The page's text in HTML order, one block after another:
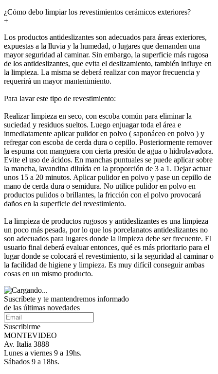
¿Cómo debo limpiar los revestimientos cerámicos exteriores?
+
Los productos antideslizantes son adecuados para áreas exteriores,
expuestas a la lluvia y la humedad, o lugares que demanden una
mayor seguridad al caminar. Sin embargo, la superficie más rugosa
de los antideslizantes, que evita el deslizamiento, también influye en
la limpieza. La misma se deberá realizar con mayor frecuencia y
requerirá un mayor mantenimiento.
Para lavar este tipo de revestimiento:
Realizar limpieza en seco, con escoba común para eliminar la
suciedad y residuos sueltos. Luego enjuagar toda el área e
inmediatamente aplicar pulidor en polvo ( saponáceo en polvo ) y
refregar con escoba de cerda dura o cepillo. Posteriormente remover
la espuma con manguera con cierta presión de agua o hidrolavadora.
Evite el uso de ácidos. En manchas puntuales se puede aplicar sobre
la mancha, lavandina diluída en la proporción de 3 a 1. Dejar actuar
unos 15 a 20 minutos. Aplicar pulidor en polvo y pase un cepillo de
mano de cerda dura o semidura. No utilice pulidor en polvo en
productos pulidos o brillantes, la fricción con el polvo provocará
daños en la superficie del revestimiento.
La limpieza de productos rugosos y antideslizantes es una limpieza
un poco más pesada, por lo que los porcelanatos antideslizantes no
son adecuados para lugares donde la limpieza debe ser frecuente. El
usuario final deberá evaluar entonces, qué es más prioritario para el
lugar donde se colocará el revestimiento, si la seguridad al caminar o
la facilidad de higiene y limpieza. Es muy difícil conseguir ambas
cosas en un mismo producto.
Suscríbete y te mantendremos informado
de las últimas novedades
Suscribirme
MONTEVIDEO
Av. Italia 3888
Lunes a viernes 9 a 19hs.
Sábados 9 a 18hs.